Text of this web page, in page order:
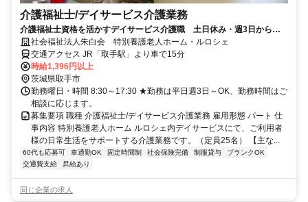
介護福祉士/デイサービス介護業務
介護福祉士資格を活かすデイサービス介護職 土日休み・週3日から勤
務可 時間応相談
社会福祉法人朱白会 特別養護老人ホーム・ルロシェ
交通アクセス JR「取手駅」より車で15分
時給1,396円以上
茨城県取手市
勤務曜日・時間 8:30～17:30 ★勤務は平日週3日～OK、勤務時間はご
相談に応じます。
募集要項 職種 介護福祉士/デイサービス介護業務 雇用形態 パート 仕
事内容 特別養護老人ホーム ルロシェ内デイサービスにて、ご利用者
様の日常生活をサポートする介護業務です。（定員25名） 【主な...
60代も応募可 車通勤OK 固定時間制 社会保険完備 制服貸与
ブランクOK
交通費支給
昇給あり
同じ企業の求人